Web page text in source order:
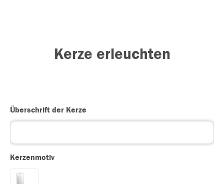
Kerze erleuchten
Überschrift der Kerze
Kerzenmotiv